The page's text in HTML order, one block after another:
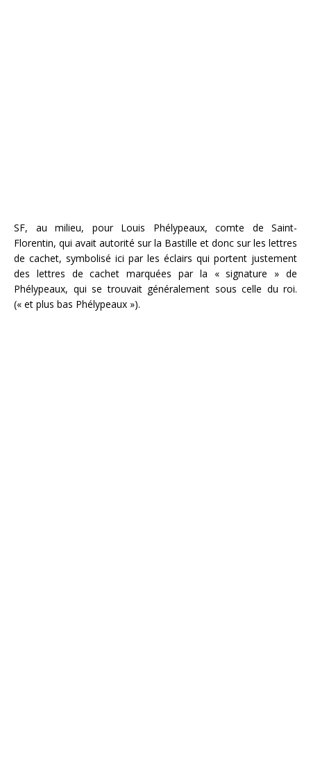
SF, au milieu, pour Louis Phélypeaux, comte de Saint-
Florentin, qui avait autorité sur la Bastille et donc sur les lettres
de cachet, symbolisé ici par les éclairs qui portent justement
des lettres de cachet marquées par la « signature » de
Phélypeaux, qui se trouvait généralement sous celle du roi.
(« et plus bas Phélypeaux »).